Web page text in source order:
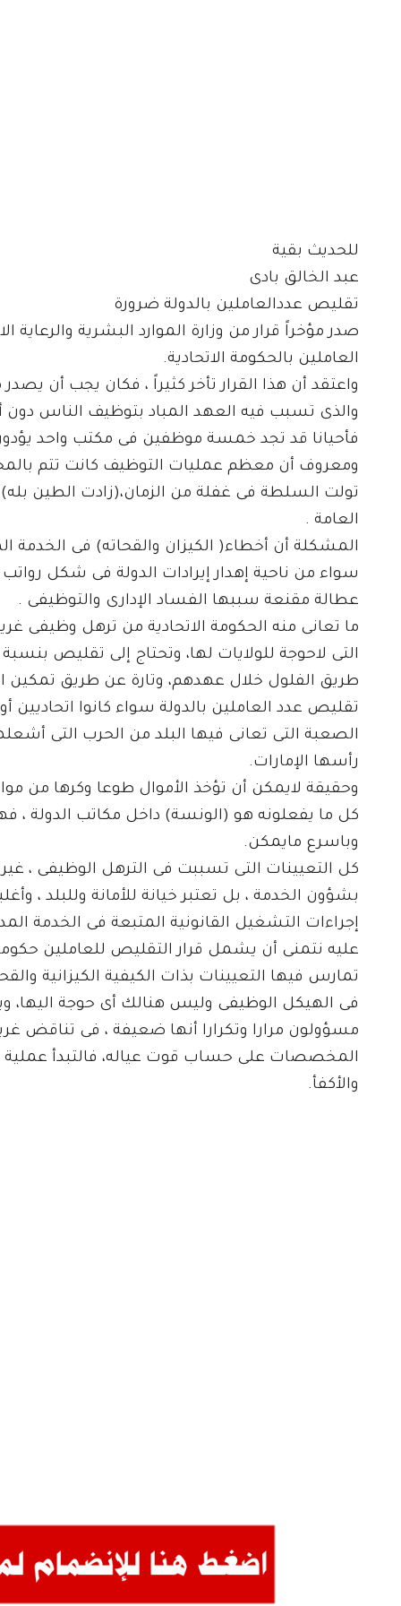
للحديث بقية
عبد الخالق بادى
تقليص عددالعاملين بالدولة ضرورة
صدر مؤخراً قرار من وزارة الموارد البشرية
العاملين بالحكومة الاتحادية.
واعتقد أن هذا القرار تأخر كثيراً ، فكان يجب أن
والذى تسبب فيه العهد المباد بتوظيف الناس
فأحيانا قد تجد خمسة موظفين فى مكتب واحد
ومعروف أن معظم عمليات التوظيف كانت تتم
تولت السلطة فى غفلة من الزمان،(زادت الطين
العامة .
المشكلة أن أخطاء( الكيزان والقحاته) فى الخدمة
سواء من ناحية إهدار إيرادات الدولة فى شكل
عطالة مقنعة سببها الفساد الإدارى والتوظيفى .
ما تعانى منه الحكومة الاتحادية من ترهل وظيفى
طريق الفلول خلال عهدهم، وتارة عن طريق تمكين
تقليص عدد العاملين بالدولة سواء كانوا
الصعبة التى تعانى فيها البلد من الحرب التى
رأسها الإمارات.
وحقيقة لايمكن أن تؤخذ الأموال طوعا وكرها من
كل ما يفعلونه هو (الونسة) داخل مكاتب الدولة ،
وباسرع مايمكن.
كل التعيينات التى تسببت فى الترهل الوظيفى ،
بشؤون الخدمة ، بل تعتبر خيانة للأمانة وللبلد ،
إجراءات التشغيل القانونية المتبعة فى الخدمة
عليه نتمنى أن يشمل قرار التقليص للعاملين
تمارس فيها التعيينات بذات الكيفية الكيزانية
فى الهيكل الوظيفى وليس هنالك أى حوجة اليها،
مسؤولون مرارا وتكرارا أنها ضعيفة ، فى تناقض
المخصصات على حساب قوت عياله، فالتبدأ عملية
والأكفأ.